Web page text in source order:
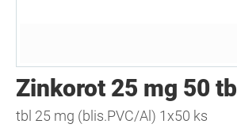
Zinkorot 25 mg 50 tbl
tbl 25 mg (blis.PVC/Al) 1x50 ks